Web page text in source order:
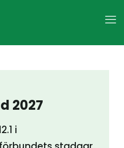
2027
i